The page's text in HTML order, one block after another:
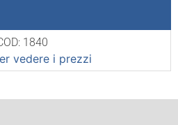
1840
vedere i prezzi